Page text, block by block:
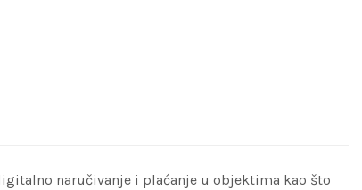
naručivanje i plaćanje u objektima kao što